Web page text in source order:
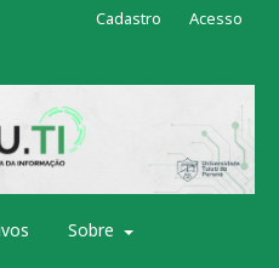
Sobre
Cadastro Acesso